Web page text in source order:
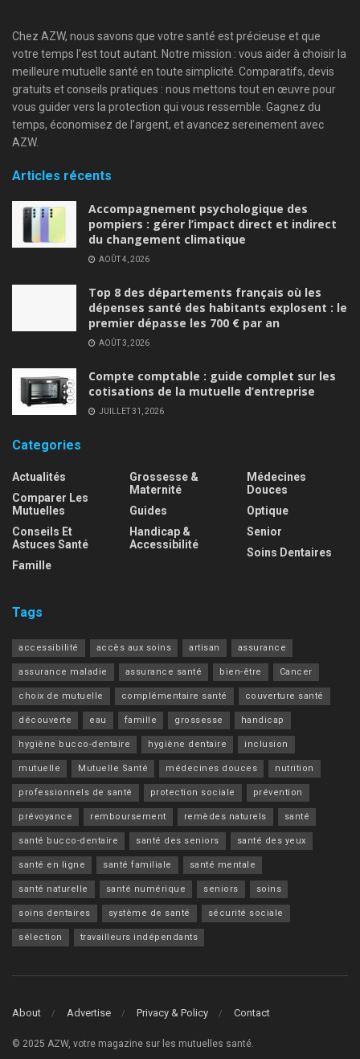
Chez AZW, nous savons que votre santé est précieuse et que
votre temps l'est tout autant. Notre mission : vous aider à choisir la
meilleure mutuelle santé en toute simplicité. Comparatifs, devis
gratuits et conseils pratiques : nous mettons tout en œuvre pour
vous guider vers la protection qui vous ressemble. Gagnez du
temps, économisez de l’argent, et avancez sereinement avec
AZW.
Articles récents
Accompagnement psychologique des
pompiers : gérer l’impact direct et indirect
du changement climatique
AOÛT 4, 2026
Top 8 des départements français où les
dépenses santé des habitants explosent : le
premier dépasse les 700 € par an
AOÛT 3, 2026
Compte comptable : guide complet sur les
cotisations de la mutuelle d’entreprise
JUILLET 31, 2026
Categories
Actualités
Comparer Les
Mutuelles
Conseils Et
Astuces Santé
Famille
Grossesse &
Maternité
Guides
Handicap &
Accessibilité
Médecines
Douces
Optique
Senior
Soins Dentaires
Tags
accessibilité accès aux soins artisan assurance
assurance maladie assurance santé bien-être Cancer
choix de mutuelle complémentaire santé couverture santé
découverte eau famille grossesse handicap
hygiène bucco-dentaire hygiène dentaire inclusion
mutuelle Mutuelle Santé médecines douces nutrition
professionnels de santé protection sociale prévention
prévoyance remboursement remèdes naturels santé
santé bucco-dentaire santé des seniors santé des yeux
santé en ligne santé familiale santé mentale
santé naturelle santé numérique seniors soins
soins dentaires système de santé sécurité sociale
sélection travailleurs indépendants
About Advertise Privacy & Policy Contact
© 2025 AZW, votre magazine sur les mutuelles santé.